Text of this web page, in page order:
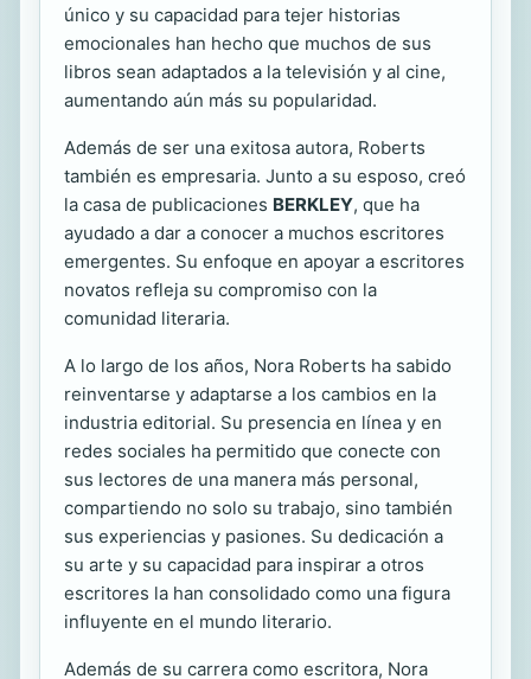
único y su capacidad para tejer historias
emocionales han hecho que muchos de sus
libros sean adaptados a la televisión y al cine,
aumentando aún más su popularidad.
Además de ser una exitosa autora, Roberts
también es empresaria. Junto a su esposo, creó
la casa de publicaciones BERKLEY, que ha
ayudado a dar a conocer a muchos escritores
emergentes. Su enfoque en apoyar a escritores
novatos refleja su compromiso con la
comunidad literaria.
A lo largo de los años, Nora Roberts ha sabido
reinventarse y adaptarse a los cambios en la
industria editorial. Su presencia en línea y en
redes sociales ha permitido que conecte con
sus lectores de una manera más personal,
compartiendo no solo su trabajo, sino también
sus experiencias y pasiones. Su dedicación a
su arte y su capacidad para inspirar a otros
escritores la han consolidado como una figura
influyente en el mundo literario.
Además de su carrera como escritora, Nora